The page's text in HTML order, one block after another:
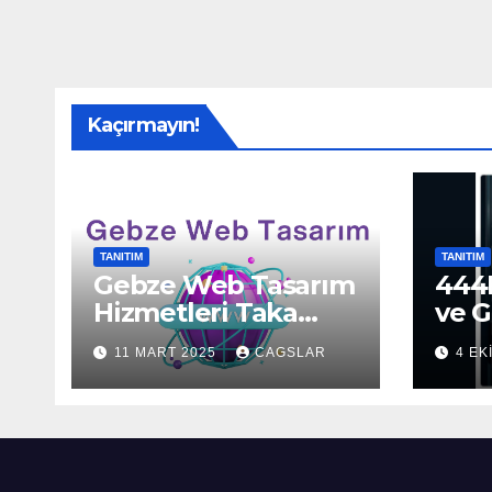
Kaçırmayın!
TANITIM
Gebze Web Tasarım
Hizmetleri Taka
Bilişim’de!
11 MART 2025 CAGSLAR
TANITIM
ve
4